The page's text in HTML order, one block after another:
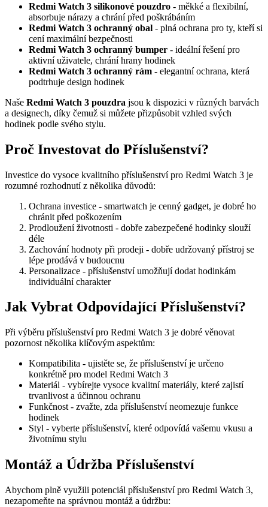
Redmi Watch 3 silikonové pouzdro - měkké a flexibilní,
absorbuje nárazy a chrání před poškrábáním
Redmi Watch 3 ochranný obal - plná ochrana pro ty, kteří si
cení maximální bezpečnosti
Redmi Watch 3 ochranný bumper - ideální řešení pro
aktivní uživatele, chrání hrany hodinek
Redmi Watch 3 ochranný rám - elegantní ochrana, která
podtrhuje design hodinek
Naše Redmi Watch 3 pouzdra jsou k dispozici v různých barvách
a designech, díky čemuž si můžete přizpůsobit vzhled svých
hodinek podle svého stylu.
Proč Investovat do Příslušenství?
Investice do vysoce kvalitního příslušenství pro Redmi Watch 3 je
rozumné rozhodnutí z několika důvodů:
Ochrana investice - smartwatch je cenný gadget, je dobré ho
chránit před poškozením
Prodloužení životnosti - dobře zabezpečené hodinky slouží
déle
Zachování hodnoty při prodeji - dobře udržovaný přístroj se
lépe prodává v budoucnu
Personalizace - příslušenství umožňují dodat hodinkám
individuální charakter
Jak Vybrat Odpovídající Příslušenství?
Při výběru příslušenství pro Redmi Watch 3 je dobré věnovat
pozornost několika klíčovým aspektům:
Kompatibilita - ujistěte se, že příslušenství je určeno
konkrétně pro model Redmi Watch 3
Materiál - vybírejte vysoce kvalitní materiály, které zajistí
trvanlivost a účinnou ochranu
Funkčnost - zvažte, zda příslušenství neomezuje funkce
hodinek
Styl - vyberte příslušenství, které odpovídá vašemu vkusu a
životnímu stylu
Montáž a Údržba Příslušenství
Abychom plně využili potenciál příslušenství pro Redmi Watch 3,
nezapomeňte na správnou montáž a údržbu: